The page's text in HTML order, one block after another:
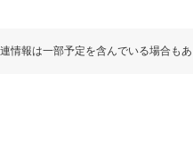
報は一部予定を含んでいる場合も